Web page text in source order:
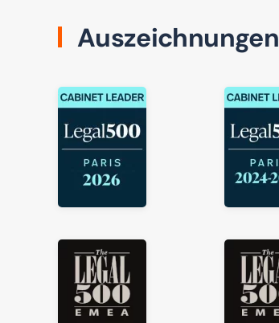
Auszeichnungen